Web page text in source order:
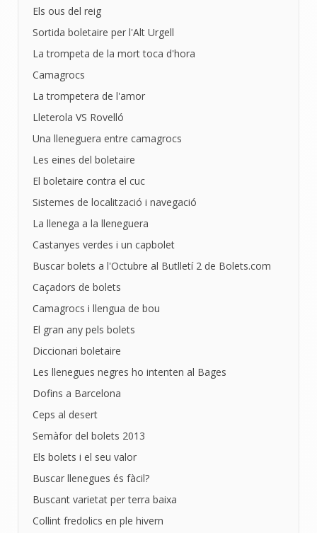
Els ous del reig
Sortida boletaire per l'Alt Urgell
La trompeta de la mort toca d'hora
Camagrocs
La trompetera de l'amor
Lleterola VS Rovelló
Una lleneguera entre camagrocs
Les eines del boletaire
El boletaire contra el cuc
Sistemes de localització i navegació
La llenega a la lleneguera
Castanyes verdes i un capbolet
Buscar bolets a l'Octubre al Butlletí 2 de Bolets.com
Caçadors de bolets
Camagrocs i llengua de bou
El gran any pels bolets
Diccionari boletaire
Les llenegues negres ho intenten al Bages
Dofins a Barcelona
Ceps al desert
Semàfor del bolets 2013
Els bolets i el seu valor
Buscar llenegues és fàcil?
Buscant varietat per terra baixa
Collint fredolics en ple hivern